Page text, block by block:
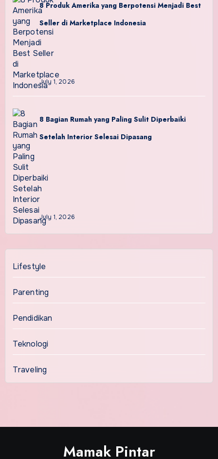
8 Produk Amerika yang Berpotensi Menjadi Best
Seller di Marketplace Indonesia
July 1, 2026
8 Bagian Rumah yang Paling Sulit Diperbaiki
Setelah Interior Selesai Dipasang
July 1, 2026
Lifestyle
Parenting
Pendidikan
Teknologi
Traveling
Mamak Pintar